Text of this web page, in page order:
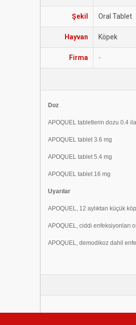
Şekil Oral Tablet
Hayvan Köpek
Firma -
Doz
APOQUEL tabletlerin dozu 0.4
APOQUEL tablet 3.6 mg
APOQUEL tablet 5.4 mg
APOQUEL tablet 16 mg
Uyarılar
APOQUEL, 12 aylıktan küçük
APOQUEL, ciddi enfeksiyonları
APOQUEL, demodikoz dahil